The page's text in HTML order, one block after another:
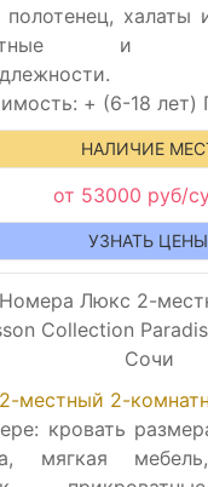
полотенец, халаты
и
+ (6-18
НАЛИЧИЕ
от 53000 руб/
УЗНАТЬ ЦЕНЫ
местный 2-
кровать
мягкая